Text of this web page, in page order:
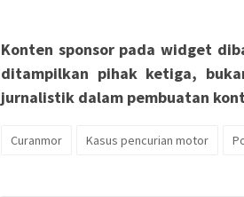
Konten sponsor pada widget
ditampilkan pihak ketiga,
jurnalistik dalam pembuatan
Curanmor Kasus pencurian motor